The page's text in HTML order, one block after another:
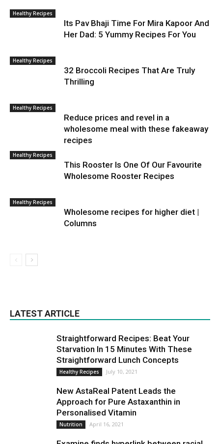
Healthy Recipes
Its Pav Bhaji Time For Mira Kapoor And
Her Dad: 5 Yummy Recipes For You
Healthy Recipes
32 Broccoli Recipes That Are Truly
Thrilling
Healthy Recipes
Reduce prices and revel in a
wholesome meal with these fakeaway
recipes
Healthy Recipes
This Rooster Is One Of Our Favourite
Wholesome Rooster Recipes
Healthy Recipes
Wholesome recipes for higher diet |
Columns
LATEST ARTICLE
Straightforward Recipes: Beat Your
Starvation In 15 Minutes With These
Straightforward Lunch Concepts
Healthy Recipes July 10, 2021
New AstaReal Patent Leads the
Approach for Pure Astaxanthin in
Personalised Vitamin
Nutrition April 16, 2021